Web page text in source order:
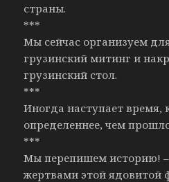
страны.
***
Мы сейчас организуем
грузинский митинг и
грузинский стол.
***
Иногда наступает время,
определеннее, чем
***
Мы перепишем историю!
жертвами этой ядовитой